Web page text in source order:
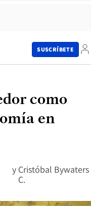
SUSCRÍBETE
como
en
y Cristóbal Bywaters
C.